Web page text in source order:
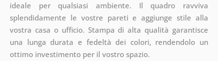
ideale per qualsiasi ambiente. Il quadro ravviva
splendidamente le vostre pareti e aggiunge stile alla
vostra casa o ufficio. Stampa di alta qualità garantisce
una lunga durata e fedeltà dei colori, rendendolo un
ottimo investimento per il vostro spazio.